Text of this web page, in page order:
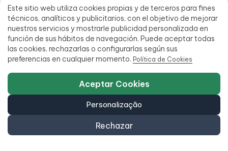
Ao optar por produtos recondicionados, você reduz o
desperdício tecnológico e economiza recursos.
Equipamentos 100% verificados
Recondicionado por profissionais. Verificado em 17
pontos de controle.
Este sitio web utiliza cookies propias y de terceros para fines
técnicos, analíticos y publicitarios, con el objetivo de mejorar
nuestros servicios y mostrarle publicidad personalizada en
función de sus hábitos de navegación. Puede aceptar todas
las cookies, rechazarlas o configurarlas según sus
preferencias en cualquier momento. Política de Cookies
Rechazar
Personalização
Aceptar Cookies